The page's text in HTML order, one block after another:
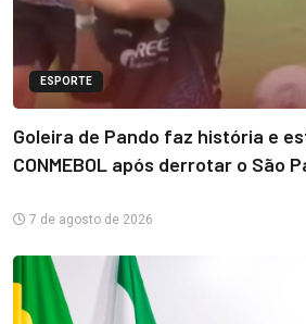
ESPORTE
Goleira de Pando faz história e
CONMEBOL após derrotar o São
7 de agosto de 2026